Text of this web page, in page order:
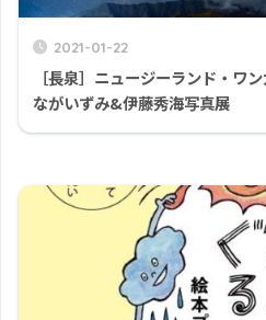
2021-01-22
［長泉］ニュージーランド・ワ
ながいずみ&伊藤秀海写真展